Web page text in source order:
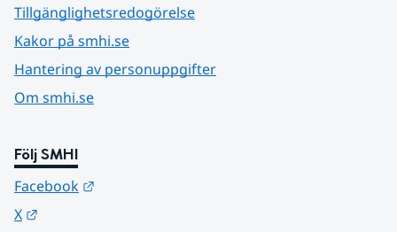
Tillgänglighetsredogörelse
Kakor på smhi.se
Hantering av personuppgifter
Om smhi.se
Följ SMHI
Facebook
X